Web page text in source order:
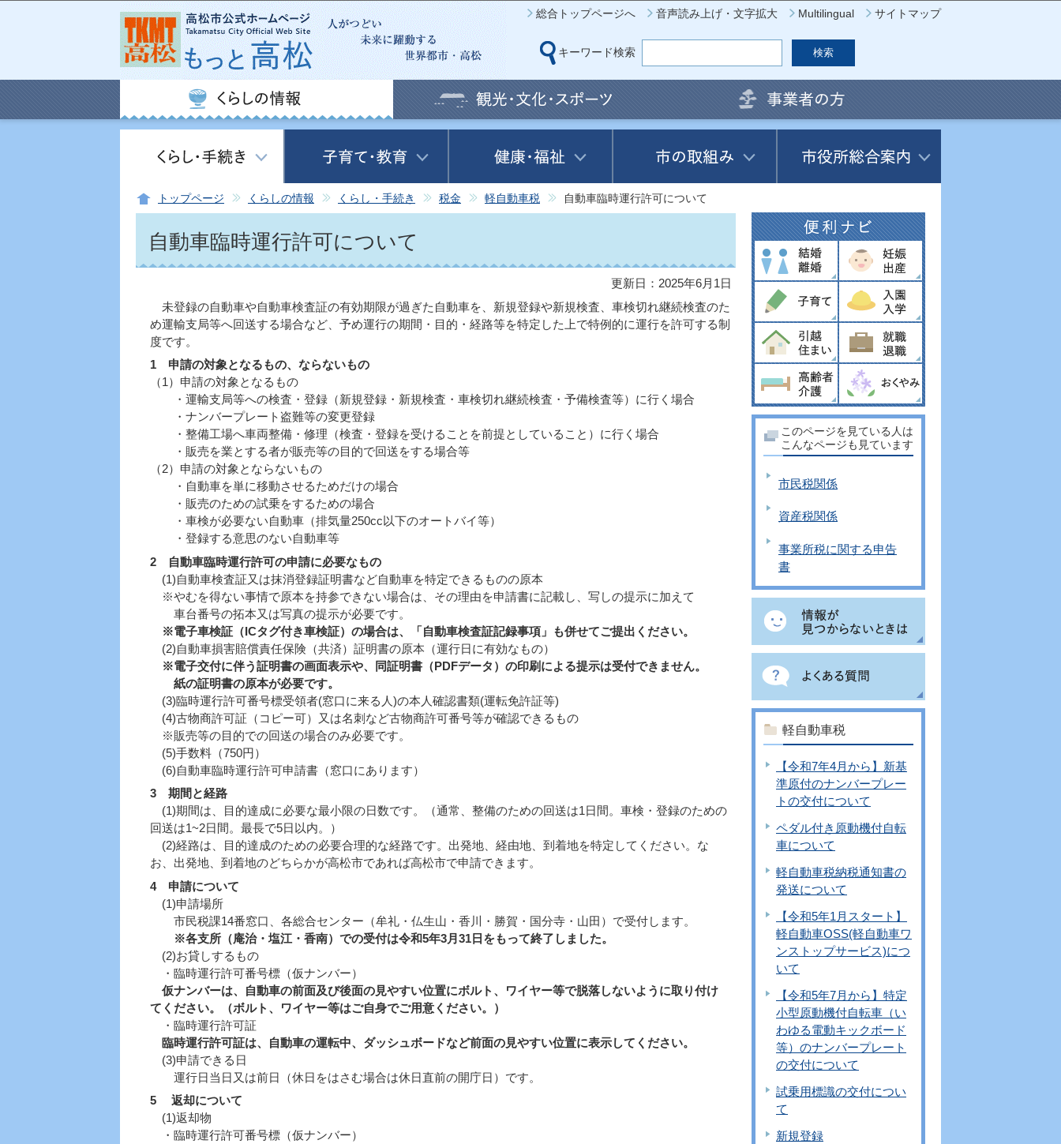
このページの本文へ移動
総合トップページへ 音声読み上げ・文字拡大 Multilingual サイトマップ
キーワード検索
トップページ くらしの情報 くらし・手続き 税金 軽自動車税 自動車臨時運行許可について
自動車臨時運行許可について
更新日：2025年6月1日
未登録の自動車や自動車検査証の有効期限が過ぎた自動車を、新規登録や新規検査、車検切れ継続検査のた
め運輸支局等へ回送する場合など、予め運行の期間・目的・経路等を特定した上で特例的に運行を許可する制
度です。
1 申請の対象となるもの、ならないもの
（1）申請の対象となるもの
・運輸支局等への検査・登録（新規登録・新規検査・車検切れ継続検査・予備検査等）に行く場合
・ナンバープレート盗難等の変更登録
・整備工場へ車両整備・修理（検査・登録を受けることを前提としていること）に行く場合
・販売を業とする者が販売等の目的で回送をする場合等
（2）申請の対象とならないもの
・自動車を単に移動させるためだけの場合
・販売のための試乗をするための場合
・車検が必要ない自動車（排気量250cc以下のオートバイ等）
・登録する意思のない自動車等
2 自動車臨時運行許可の申請に必要なもの
(1)自動車検査証又は抹消登録証明書など自動車を特定できるものの原本
※やむを得ない事情で原本を持参できない場合は、その理由を申請書に記載し、写しの提示に加えて
車台番号の拓本又は写真の提示が必要です。
※電子車検証（ICタグ付き車検証）の場合は、「自動車検査証記録事項」も併せてご提出ください。
(2)自動車損害賠償責任保険（共済）証明書の原本（運行日に有効なもの）
※電子交付に伴う証明書の画面表示や、同証明書（PDFデータ）の印刷による提示は受付できません。
紙の証明書の原本が必要です。
(3)臨時運行許可番号標受領者(窓口に来る人)の本人確認書類(運転免許証等)
(4)古物商許可証（コピー可）又は名刺など古物商許可番号等が確認できるもの
※販売等の目的での回送の場合のみ必要です。
(5)手数料（750円）
(6)自動車臨時運行許可申請書（窓口にあります）
3 期間と経路
(1)期間は、目的達成に必要な最小限の日数です。（通常、整備のための回送は1日間。車検・登録のための
回送は1~2日間。最長で5日以内。）
(2)経路は、目的達成のための必要合理的な経路です。出発地、経由地、到着地を特定してください。な
お、出発地、到着地のどちらかが高松市であれば高松市で申請できます。
4 申請について
(1)申請場所
市民税課14番窓口、各総合センター（牟礼・仏生山・香川・勝賀・国分寺・山田）で受付します。
※各支所（庵治・塩江・香南）での受付は令和5年3月31日をもって終了しました。
(2)お貸しするもの
・臨時運行許可番号標（仮ナンバー）
仮ナンバーは、自動車の前面及び後面の見やすい位置にボルト、ワイヤー等で脱落しないように取り付け
てください。
（ボルト、ワイヤー等はご自身でご用意ください。）
・臨時運行許可証
臨時運行許可証は、自動車の運転中、ダッシュボードなど前面の見やすい位置に表示してください。
(3)申請できる日
運行日当日又は前日（休日をはさむ場合は休日直前の開庁日）です。
5 返却について
(1)返却物
・臨時運行許可番号標（仮ナンバー）
このページを見ている人は
こんなページも見ています
市民税関係
資産税関係
事業所税に関する申告
書
軽自動車税
【令和7年4月から】新基
準原付のナンバープレー
トの交付について
ペダル付き原動機付自転
車について
軽自動車税納税通知書の
発送について
【令和5年1月スタート】
軽自動車OSS(軽自動車ワ
ンストップサービス)につ
いて
【令和5年7月から】特定
小型原動機付自転車（い
わゆる電動キックボード
等）のナンバープレート
の交付について
試乗用標識の交付につい
て
新規登録